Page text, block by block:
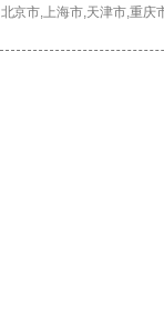
北京市,上海市,天津市,重庆